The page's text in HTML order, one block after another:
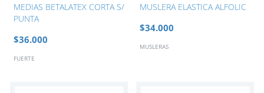
MEDIAS BETALATEX CORTA S/
PUNTA
$36.000
FUERTE
MUSLERA ELASTICA ALFOLIC
$34.000
MUSLERAS